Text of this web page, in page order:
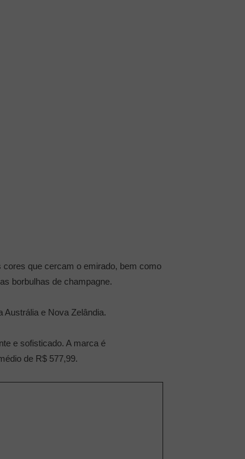
cores que cercam o emirado, bem como
borbulhas de champagne.
Austrália e Nova Zelândia.
e sofisticado. A marca é
de R$ 577,99.